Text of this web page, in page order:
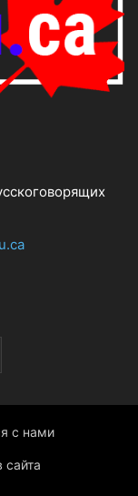
с нами
сайта